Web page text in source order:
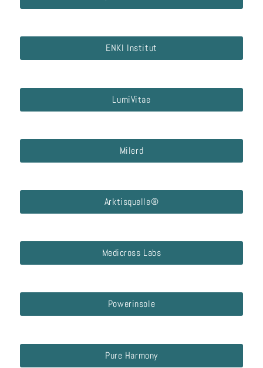
ENKI Institut
LumiVitae
Milerd
Arktisquelle®
Medicross Labs
Powerinsole
Pure Harmony